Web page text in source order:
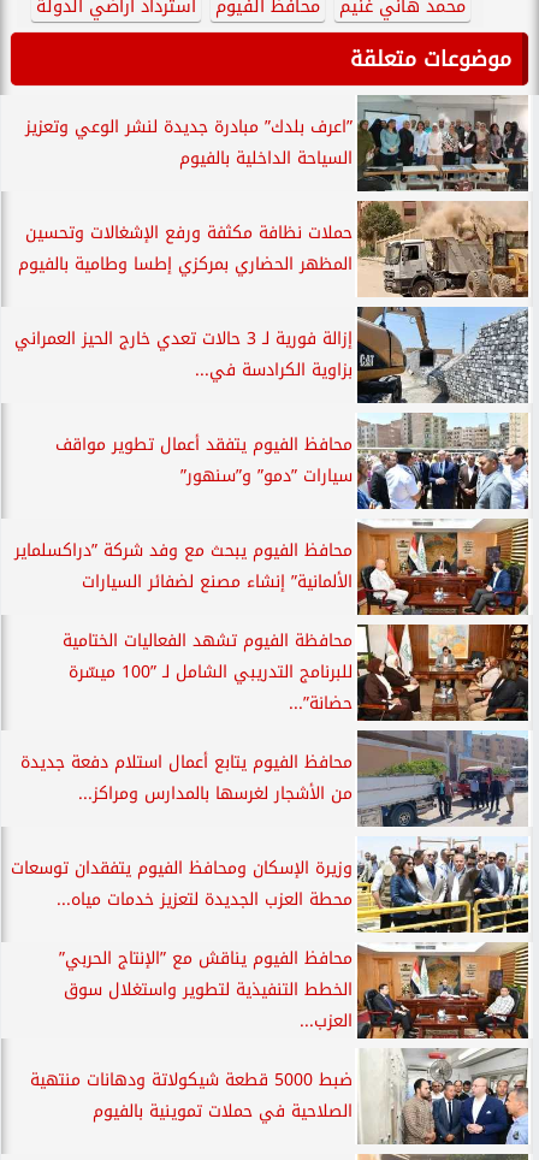
موضوعات متعلقة
”اعرف بلدك” مبادرة جديدة لنشر الوعي وتعزيز
السياحة الداخلية بالفيوم
حملات نظافة مكثفة ورفع الإشغالات وتحسين
المظهر الحضاري بمركزي إطسا وطامية بالفيوم
إزالة فورية لـ 3 حالات تعدي خارج الحيز العمراني
بزاوية الكرادسة في...
محافظ الفيوم يتفقد أعمال تطوير مواقف
سيارات ”دمو” و”سنهور”
محافظ الفيوم يبحث مع وفد شركة ”دراكسلماير
الألمانية” إنشاء مصنع لضفائر السيارات
محافظة الفيوم تشهد الفعاليات الختامية
للبرنامج التدريبي الشامل لـ ”100 ميسّرة
حضانة”...
محافظ الفيوم يتابع أعمال استلام دفعة جديدة
من الأشجار لغرسها بالمدارس ومراكز...
وزيرة الإسكان ومحافظ الفيوم يتفقدان توسعات
محطة العزب الجديدة لتعزيز خدمات مياه...
محافظ الفيوم يناقش مع ”الإنتاج الحربي”
الخطط التنفيذية لتطوير واستغلال سوق
العزب...
ضبط 5000 قطعة شيكولاتة ودهانات منتهية
الصلاحية في حملات تموينية بالفيوم